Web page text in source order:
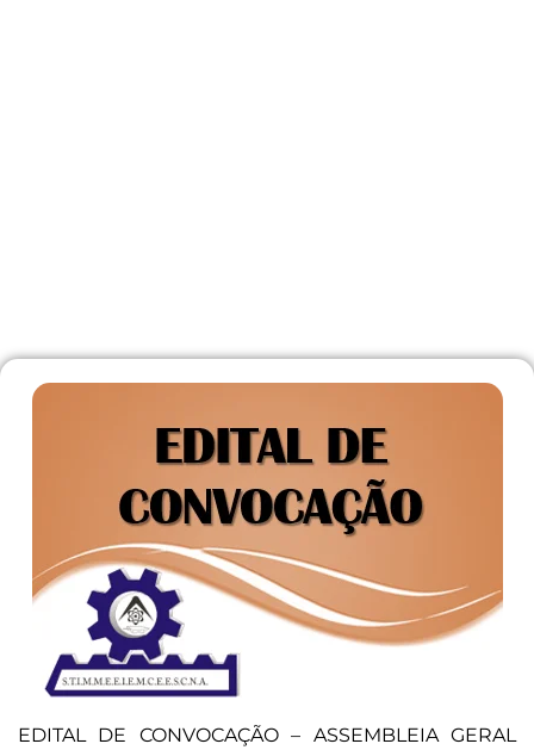
EDITAL DE CONVOCAÇÃO – ASSEMBLEIA GERAL